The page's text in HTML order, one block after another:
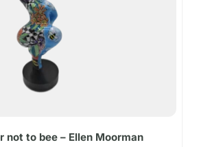
not to bee – Ellen Moorman